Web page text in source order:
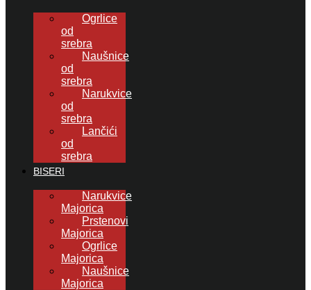
Ogrlice
od
srebra
Naušnice
od
srebra
Narukvice
od
srebra
Lančići
od
srebra
BISERI
Narukvice
Majorica
Prstenovi
Majorica
Ogrlice
Majorica
Naušnice
Majorica